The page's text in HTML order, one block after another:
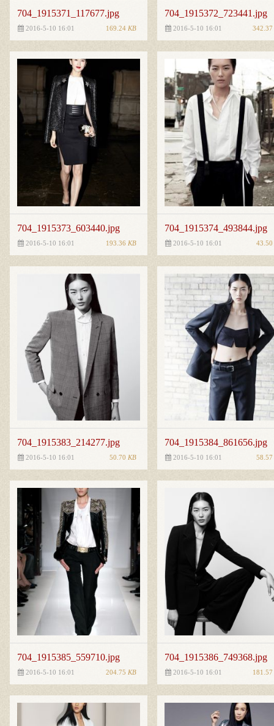
704_1915371_117677.jpg
2016-5-10 16:01 169.24 KB
704_1915372_723441.jpg
2016-5-10 16:01 342.37
704_1915373_603440.jpg
2016-5-10 16:01 193.36 KB
704_1915374_493844.jpg
2016-5-10 16:01 43.50
704_1915383_214277.jpg
2016-5-10 16:01 50.70 KB
704_1915384_861656.jpg
2016-5-10 16:01 58.57
704_1915385_559710.jpg
2016-5-10 16:01 204.75 KB
704_1915386_749368.jpg
2016-5-10 16:01 181.57